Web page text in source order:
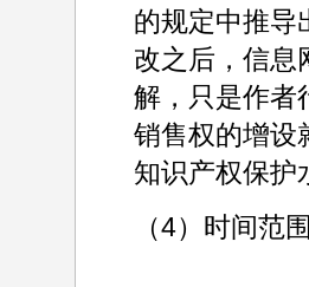
的规定中推导
改之后，信息
解，只是作者
销售权的增设
知识产权保护
（4）时间范